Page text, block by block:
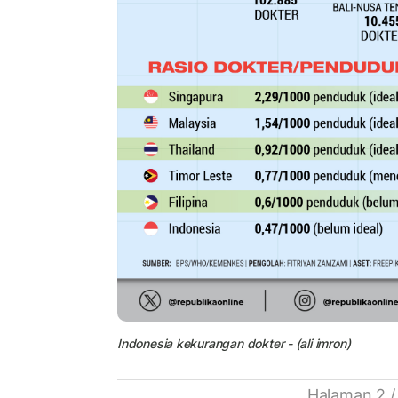
Indonesia kekurangan dokter - (ali imron)